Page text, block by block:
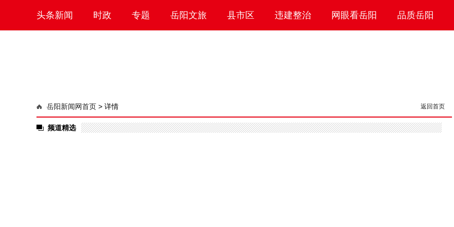
头条新闻 时政 专题 岳阳文旅 县市区 违建整治 网眼看岳阳 品质岳阳
岳阳新闻网首页 > 详情 返回首页
频道精选